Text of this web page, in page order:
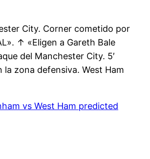
City. Corner cometido por
↑ «Eligen a Gareth Bale
del Manchester City. 5′
zona defensiva. West Ham
vs West Ham predicted